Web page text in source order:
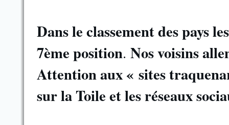
Dans le classement des pays
7ème position. Nos voisins
Attention aux « sites
sur la Toile et les réseaux